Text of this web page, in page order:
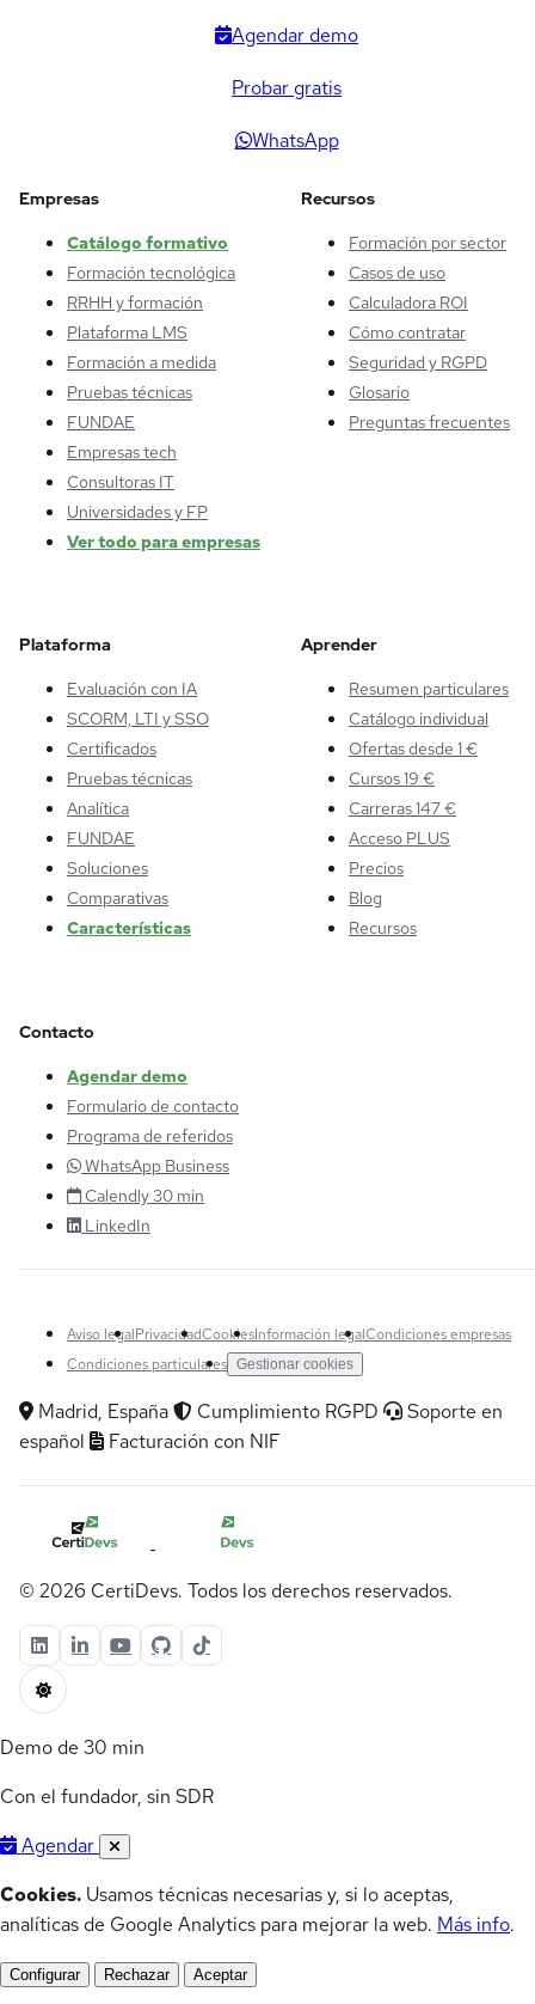
Agendar demo
Probar gratis
WhatsApp
Empresas
Catálogo formativo
Formación tecnológica
RRHH y formación
Plataforma LMS
Formación a medida
Pruebas técnicas
FUNDAE
Empresas tech
Consultoras IT
Universidades y FP
Ver todo para empresas
Recursos
Formación por sector
Casos de uso
Calculadora ROI
Cómo contratar
Seguridad y RGPD
Glosario
Preguntas frecuentes
Plataforma
Evaluación con IA
SCORM, LTI y SSO
Certificados
Pruebas técnicas
Analítica
FUNDAE
Soluciones
Comparativas
Características
Aprender
Resumen particulares
Catálogo individual
Ofertas desde 1 €
Cursos 19 €
Carreras 147 €
Acceso PLUS
Precios
Blog
Recursos
Contacto
Agendar demo
Formulario de contacto
Programa de referidos
WhatsApp Business
Calendly 30 min
LinkedIn
Aviso legalPrivacidadCookiesInformación legalCondiciones empresas
Condiciones particulares Gestionar cookies
Madrid, España Cumplimiento RGPD
Soporte en
español
Facturación con NIF
© 2026 CertiDevs. Todos los derechos reservados.
Demo de 30 min
Con el fundador, sin SDR
Agendar
Cookies. Usamos técnicas necesarias y, si lo aceptas,
analíticas de Google Analytics para mejorar la web. Más info.
Configurar Rechazar Aceptar